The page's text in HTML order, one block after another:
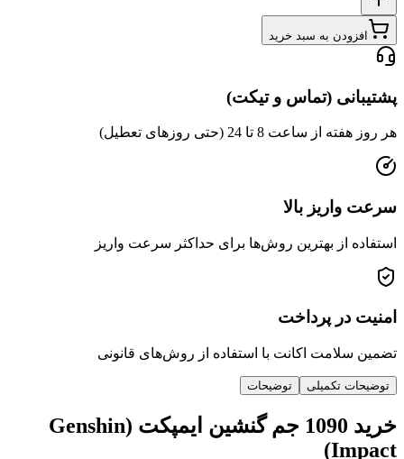
افزودن به سبد خرید
پشتیبانی (تماس و تیکت)
هر روز هفته از ساعت 8 تا 24 (حتی روزهای تعطیل)
سرعت واریز بالا
استفاده از بهترین روش‌ها برای حداکثر سرعت واریز
امنیت در پرداخت
تضمین سلامت اکانت با استفاده از روش‌های قانونی
توضیحات تکمیلی توضیحات
خرید 1090 جم گنشین ایمپکت (Genshin
Impact)